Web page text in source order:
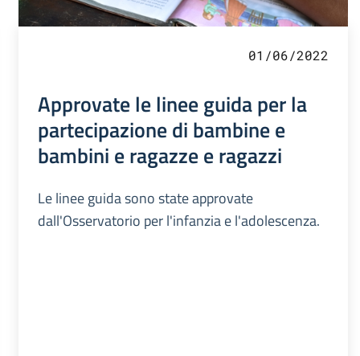
01/06/2022
Approvate le linee guida per la
partecipazione di bambine e
bambini e ragazze e ragazzi
Le linee guida sono state approvate
dall'Osservatorio per l'infanzia e l'adolescenza.